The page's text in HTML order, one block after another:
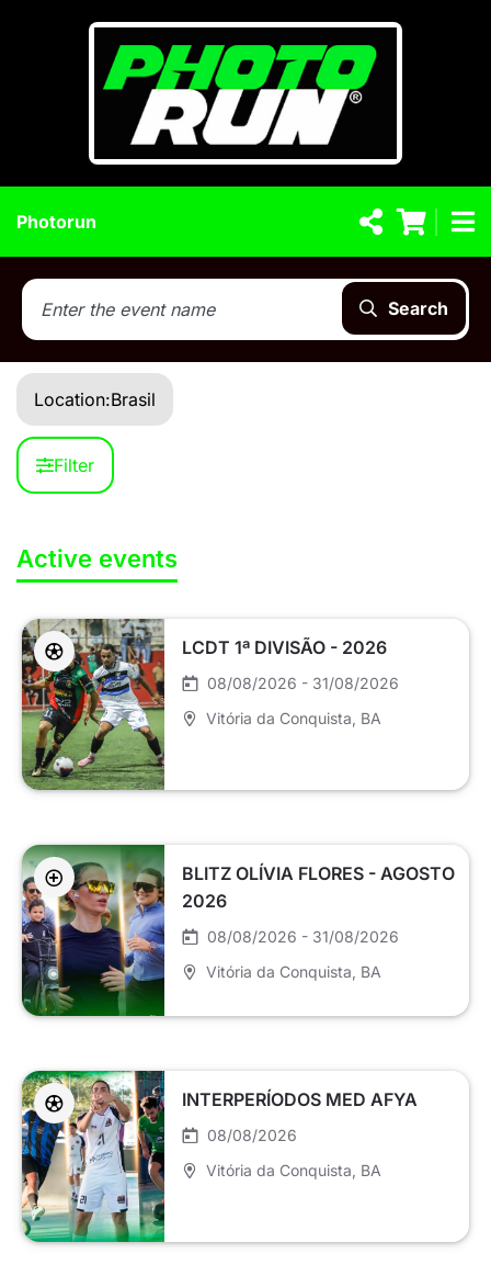
Photorun
Search
Location:Brasil
Filter
Active events
LCDT 1ª DIVISÃO - 2026
08/08/2026 - 31/08/2026
Vitória da Conquista , BA
BLITZ OLÍVIA FLORES - AGOSTO
2026
08/08/2026 - 31/08/2026
Vitória da Conquista , BA
INTERPERÍODOS MED AFYA
08/08/2026
Vitória da Conquista , BA